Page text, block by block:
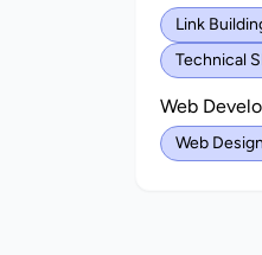
Link
Technical
Web
Web Design